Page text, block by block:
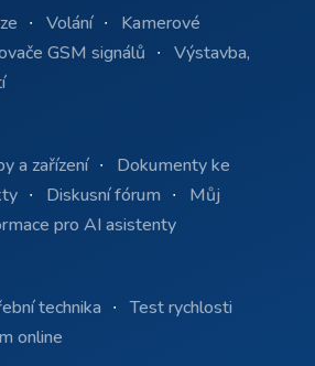
Volání
Kamerové
GSM signálů
Výstavba,
a zařízení
Dokumenty ke
Diskusní fórum
Můj
pro AI asistenty
technika
Test rychlosti
online